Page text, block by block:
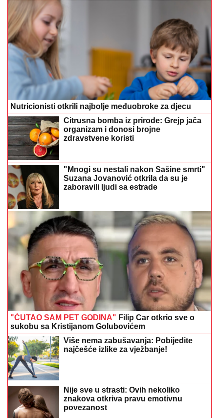
Nutricionisti otkrili najbolje međuobroke za djecu
Citrusna bomba iz prirode: Grejp jača
organizam i donosi brojne
zdravstvene koristi
"Mnogi su nestali nakon Sašine smrti"
Suzana Jovanović otkrila da su je
zaboravili ljudi sa estrade
"ĆUTAO SAM PET GODINA" Filip Car otkrio sve o
sukobu sa Kristijanom Golubovićem
Više nema zabušavanja: Pobijedite
najčešće izlike za vježbanje!
Nije sve u strasti: Ovih nekoliko
znakova otkriva pravu emotivnu
povezanost